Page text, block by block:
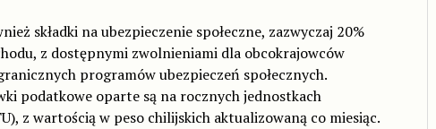
składki na ubezpieczenie społeczne, zazwyczaj 20%
z dostępnymi zwolnieniami dla obcokrajowców
programów ubezpieczeń społecznych.
podatkowe oparte są na rocznych jednostkach
z wartością w peso chilijskich aktualizowaną co miesiąc.